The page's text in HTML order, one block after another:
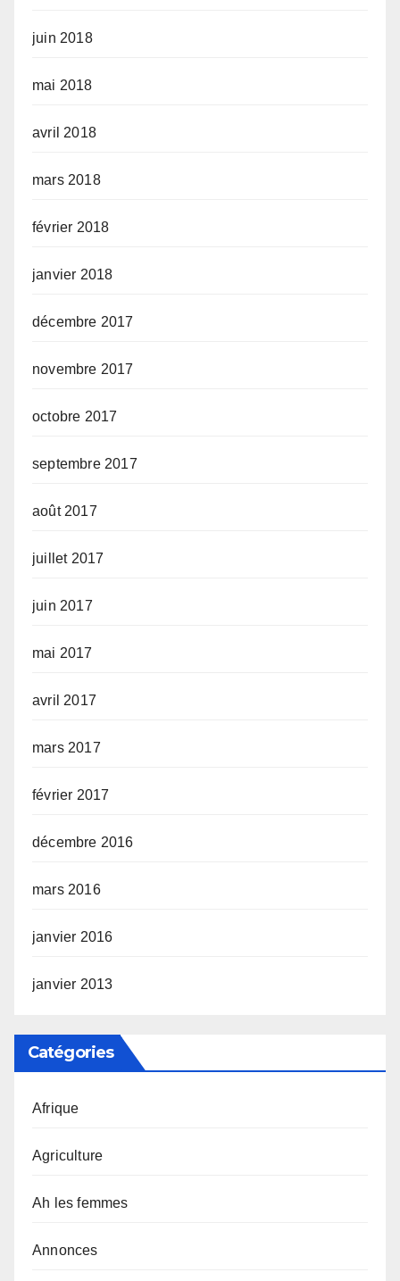
juin 2018
mai 2018
avril 2018
mars 2018
février 2018
janvier 2018
décembre 2017
novembre 2017
octobre 2017
septembre 2017
août 2017
juillet 2017
juin 2017
mai 2017
avril 2017
mars 2017
février 2017
décembre 2016
mars 2016
janvier 2016
janvier 2013
Catégories
Afrique
Agriculture
Ah les femmes
Annonces